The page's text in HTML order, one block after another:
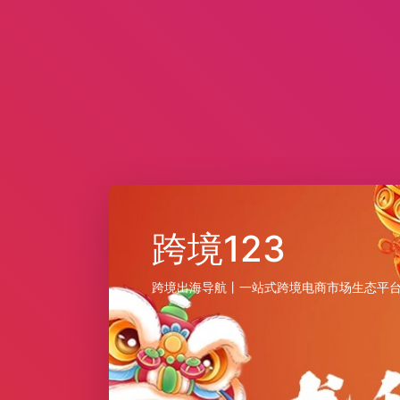
跨境123
跨境出海导航丨一站式跨境电商市场生态平